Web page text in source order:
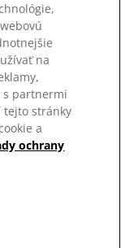
na
s partnermi
tejto stránky
a
ochrany